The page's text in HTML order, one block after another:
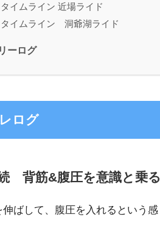
タイムライン 近場ライド
タイムライン 洞爺湖ライド
ーログ
レログ
背筋&腹圧を意識と乗
ばして、腹圧を入れるという